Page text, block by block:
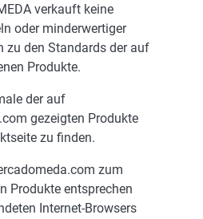
verkauft keine
oder minderwertiger
zu den Standards der auf
Produkte.
der auf
gezeigten Produkte
zu finden.
zum
Produkte entsprechen
Internet-Browsers